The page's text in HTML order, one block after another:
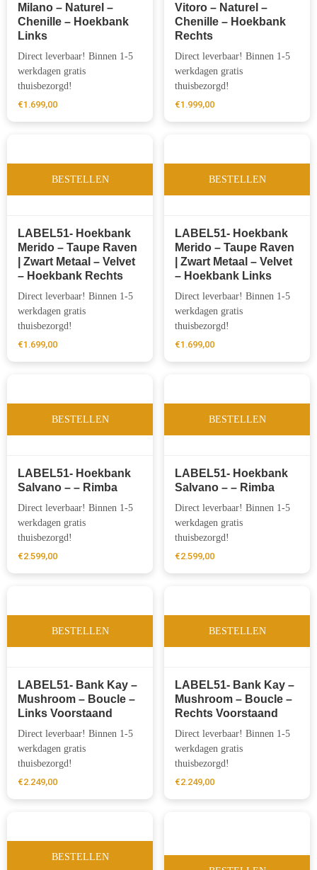
Milano – Naturel –
Chenille – Hoekbank
Links
Direct leverbaar! Binnen 1-5
werkdagen gratis
thuisbezorgd!
€1.699,00
Vitoro – Naturel –
Chenille – Hoekbank
Rechts
Direct leverbaar! Binnen 1-5
werkdagen gratis
thuisbezorgd!
€1.999,00
BESTELLEN
LABEL51- Hoekbank
Merido – Taupe Raven
| Zwart Metaal – Velvet
– Hoekbank Rechts
Direct leverbaar! Binnen 1-5
werkdagen gratis
thuisbezorgd!
€1.699,00
BESTELLEN
LABEL51- Hoekbank
Merido – Taupe Raven
| Zwart Metaal – Velvet
– Hoekbank Links
Direct leverbaar! Binnen 1-5
werkdagen gratis
thuisbezorgd!
€1.699,00
BESTELLEN
LABEL51- Hoekbank
Salvano – – Rimba
Direct leverbaar! Binnen 1-5
werkdagen gratis
thuisbezorgd!
€2.599,00
BESTELLEN
LABEL51- Hoekbank
Salvano – – Rimba
Direct leverbaar! Binnen 1-5
werkdagen gratis
thuisbezorgd!
€2.599,00
BESTELLEN
LABEL51- Bank Kay –
Mushroom – Boucle –
Links Voorstaand
Direct leverbaar! Binnen 1-5
werkdagen gratis
thuisbezorgd!
€2.249,00
BESTELLEN
LABEL51- Bank Kay –
Mushroom – Boucle –
Rechts Voorstaand
Direct leverbaar! Binnen 1-5
werkdagen gratis
thuisbezorgd!
€2.249,00
BESTELLEN